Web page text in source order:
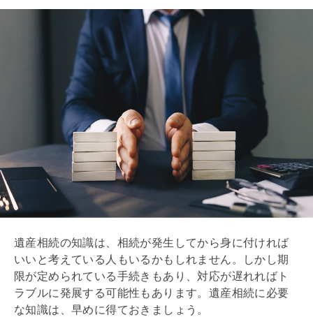
6/8 相続税の確認方法
相続税を納められない場合の対処法
遺産相続に対する理解を深めておこう
遺産相続の知識は、相続が発生してから身に付ければ
いいと考えている人もいるかもしれません。しかし期
限が定められている手続きもあり、対応が遅れればト
ラブルに発展する可能性もあります。遺産相続に必要
な知識は、早めに得ておきましょう。